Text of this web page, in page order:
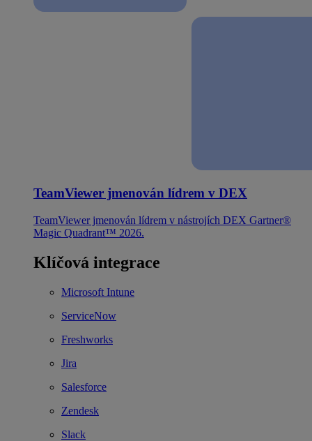
TeamViewer jmenován lídrem v DEX
TeamViewer jmenován lídrem v nástrojích DEX Gartner®
Magic Quadrant™ 2026.
Klíčová integrace
Microsoft Intune
ServiceNow
Freshworks
Jira
Salesforce
Zendesk
Slack